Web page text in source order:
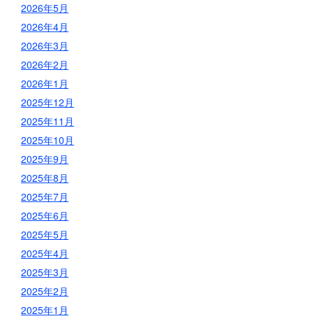
2026年5月
2026年4月
2026年3月
2026年2月
2026年1月
2025年12月
2025年11月
2025年10月
2025年9月
2025年8月
2025年7月
2025年6月
2025年5月
2025年4月
2025年3月
2025年2月
2025年1月